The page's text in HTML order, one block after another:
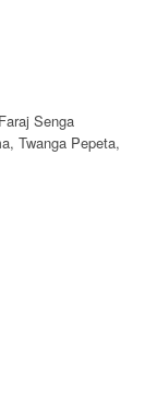
Senga
Twanga Pepeta,